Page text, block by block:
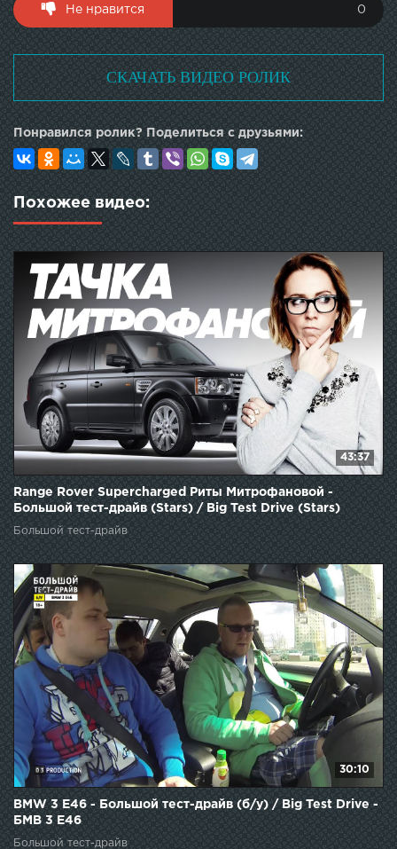
Не нравится 0
СКАЧАТЬ ВИДЕО РОЛИК
Понравился ролик? Поделиться с друзьями:
Похожее видео:
43:37
Range Rover Supercharged Риты Митрофановой -
Большой тест-драйв (Stars) / Big Test Drive (Stars)
Большой тест-драйв
30:10
BMW 3 E46 - Большой тест-драйв (б/у) / Big Test Drive -
БМВ 3 Е46
Большой тест-драйв